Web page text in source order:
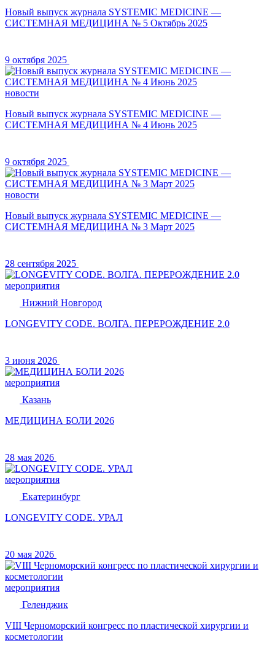
Новый выпуск журнала SYSTEMIC MEDICINE —
СИСТЕМНАЯ МЕДИЦИНА № 5 Октябрь 2025
9 октября 2025
новости
Новый выпуск журнала SYSTEMIC MEDICINE —
СИСТЕМНАЯ МЕДИЦИНА № 4 Июнь 2025
9 октября 2025
новости
Новый выпуск журнала SYSTEMIC MEDICINE —
СИСТЕМНАЯ МЕДИЦИНА № 3 Март 2025
28 сентября 2025
мероприятия
Нижний Новгород
LONGEVITY CODE. ВОЛГА. ПЕРЕРОЖДЕНИЕ 2.0
3 июня 2026
мероприятия
Казань
МЕДИЦИНА БОЛИ 2026
28 мая 2026
мероприятия
Екатеринбург
LONGEVITY CODE. УРАЛ
20 мая 2026
мероприятия
Геленджик
VIII Черноморский конгресс по пластической хирургии и
косметологии